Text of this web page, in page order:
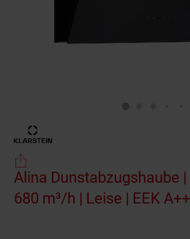
Alina Dunstabzugshaube |
680 m³/h | Leise | EEK A++